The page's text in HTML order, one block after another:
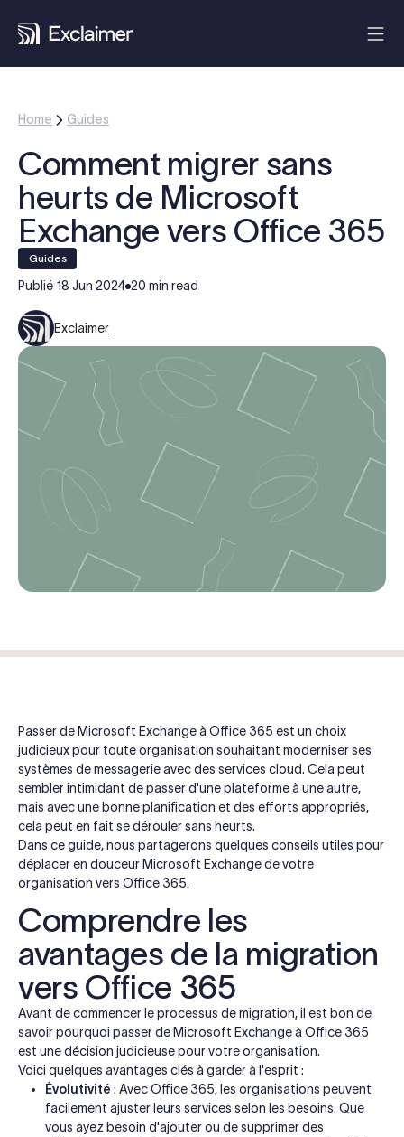
Home Guides
Comment migrer sans
heurts de Microsoft
Exchange vers Office 365
guides
Publié 18 Jun 2024 20 min read
Exclaimer
Passer de Microsoft Exchange à Office 365 est un choix
judicieux pour toute organisation souhaitant moderniser ses
systèmes de messagerie avec des services cloud. Cela peut
sembler intimidant de passer d'une plateforme à une autre,
mais avec une bonne planification et des efforts appropriés,
cela peut en fait se dérouler sans heurts.
Dans ce guide, nous partagerons quelques conseils utiles pour
déplacer en douceur Microsoft Exchange de votre
organisation vers Office 365.
Comprendre les
avantages de la migration
vers Office 365
Avant de commencer le processus de migration, il est bon de
savoir pourquoi passer de Microsoft Exchange à Office 365
est une décision judicieuse pour votre organisation.
Voici quelques avantages clés à garder à l'esprit :
Évolutivité : Avec Office 365, les organisations peuvent
facilement ajuster leurs services selon les besoins. Que
vous ayez besoin d'ajouter ou de supprimer des